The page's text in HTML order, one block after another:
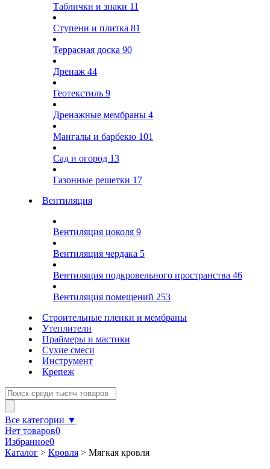
Таблички и знаки 11
Ступени и плитка 81
Террасная доска 90
Дренаж 44
Геотекстиль 9
Дренажные мембраны 4
Мангалы и барбекю 101
Сад и огород 13
Газонные решетки 17
Вентиляция
Вентиляция цоколя 9
Вентиляция чердака 5
Вентиляция подкровельного пространства 46
Вентиляция помещений 253
Строительные пленки и мембраны
Утеплители
Праймеры и мастики
Сухие смеси
Инструмент
Крепеж
Все категории ▼
Нет товаров0
Избранное0
Каталог > Кровля > Мягкая кровля